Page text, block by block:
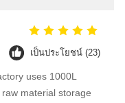
เป็นประโยชน์ (23)
uses 1000L
material storage